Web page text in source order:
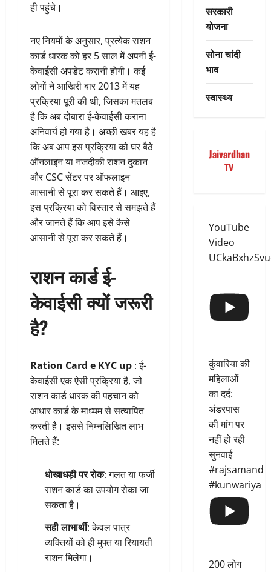
ही पहुंचे।
नए नियमों के अनुसार, प्रत्येक राशन
कार्ड धारक को हर 5 साल में अपनी ई-
केवाईसी अपडेट करानी होगी। कई
लोगों ने आखिरी बार 2013 में यह
प्रक्रिया पूरी की थी, जिसका मतलब
है कि अब दोबारा ई-केवाईसी कराना
अनिवार्य हो गया है। अच्छी खबर यह है
कि अब आप इस प्रक्रिया को घर बैठे
ऑनलाइन या नजदीकी राशन दुकान
और CSC सेंटर पर ऑफलाइन
आसानी से पूरा कर सकते हैं। आइए,
इस प्रक्रिया को विस्तार से समझते हैं
और जानते हैं कि आप इसे कैसे
आसानी से पूरा कर सकते हैं।
राशन कार्ड ई-
केवाईसी क्यों जरूरी
है?
Ration Card e KYC up : ई-
केवाईसी एक ऐसी प्रक्रिया है, जो
राशन कार्ड धारक की पहचान को
आधार कार्ड के माध्यम से सत्यापित
करती है। इससे निम्नलिखित लाभ
मिलते हैं:
धोखाधड़ी पर रोक: गलत या फर्जी
राशन कार्ड का उपयोग रोका जा
सकता है।
सही लाभार्थी: केवल पात्र
व्यक्तियों को ही मुफ्त या रियायती
राशन मिलेगा।
सरकारी
योजना
सोना चांदी
भाव
स्वास्थ्य
Jaivardhan
TV
YouTube
Video
कुंवारिया की
महिलाओं
का दर्द:
अंडरपास
की मांग पर
नहीं हो रही
सुनवाई
#rajsamand
#kunwariya
200 लोग